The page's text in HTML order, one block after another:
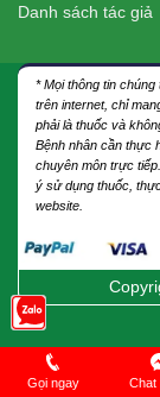
Danh sách tác giả
* Mọi thông tin
trên internet, chỉ
phải là thuốc và
Bệnh nhân cần thực
chuyên môn trực
ý sử dụng thuốc,
website.
Gọi ngay Chat